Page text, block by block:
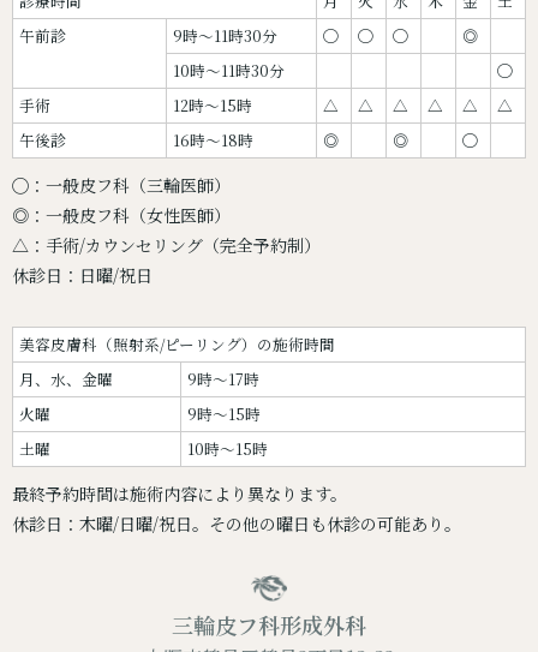
午前診
9時〜11時30分 ◯ ◯ ◯
◎
10時〜11時30分
◯
手術
12時〜15時 △ △ △ △ △
△
午後診
16時〜18時 ◎ ◎ ◯
◯：一般皮フ科（三輪医師）
◎：一般皮フ科（女性医師）
△：手術/カウンセリング（完全予約制）
休診日：日曜/祝日
美容皮膚科（照射系/ピーリング）の施術時間
月、水、金曜
9時～17時
火曜
9時～15時
土曜
10時～15時
最終予約時間は施術内容により異なります。
休診日：木曜/日曜/祝日。その他の曜日も休診の可能あり。
三輪皮フ科形成外科